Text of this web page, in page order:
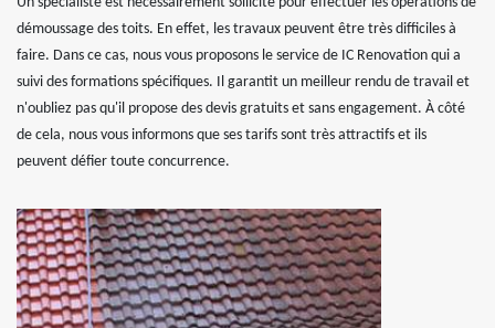
démoussage des toits. En effet, les travaux peuvent être très difficiles à
faire. Dans ce cas, nous vous proposons le service de IC Renovation qui a
suivi des formations spécifiques. Il garantit un meilleur rendu de travail et
n'oubliez pas qu'il propose des devis gratuits et sans engagement. À côté
de cela, nous vous informons que ses tarifs sont très attractifs et ils
peuvent défier toute concurrence.